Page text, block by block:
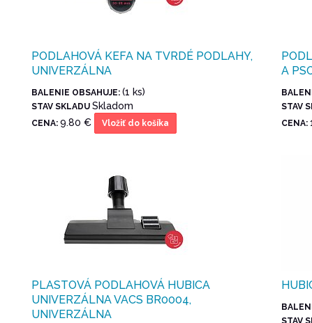
PODLAHOVÁ KEFA NA TVRDÉ PODLAHY,
UNIVERZÁLNA
BALENIE OBSAHUJE: (1 ks)
STAV SKLADU Skladom
CENA: 9.80 € Vložiť do košíka
A
STAV
CENA:
PLASTOVÁ PODLAHOVÁ HUBICA
UNIVERZÁLNA VACS BR0004,
UNIVERZÁLNA
STAV